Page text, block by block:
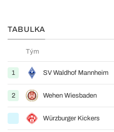
TABULKA
Tým
1 SV Waldhof Mannheim
2 Wehen Wiesbaden
Würzburger Kickers